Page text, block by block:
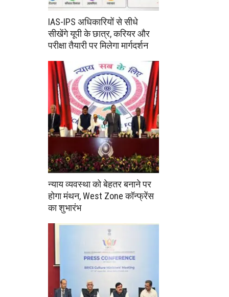
IAS-IPS अधिकारियों से सीधे
सीखेंगे यूपी के छात्र, करियर और
परीक्षा तैयारी पर मिलेगा मार्गदर्शन
न्याय व्यवस्था को बेहतर बनाने पर
होगा मंथन, West Zone कॉन्फ्रेंस
का शुभारंभ